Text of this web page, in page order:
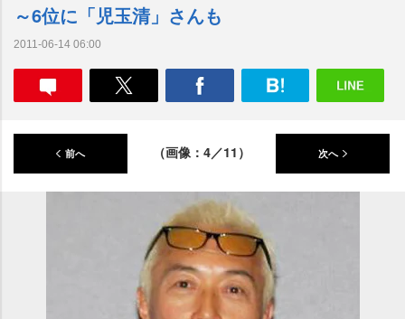
～6位に「児玉清」さんも
2011-06-14 06:00
前へ （画像：4／11） 次へ